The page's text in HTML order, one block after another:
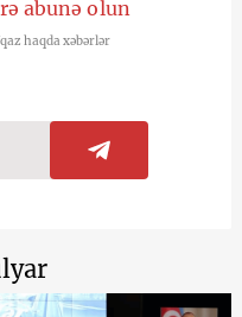
abunə olun
haqda xəbərlər